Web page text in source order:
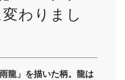
わりまし
龍」を描いた柄。龍は